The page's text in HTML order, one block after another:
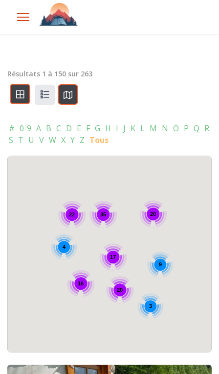
Résultats 1 à 150 sur 263
# 0-9 A B C D E F G H I J K L M N O P Q R
S T U V W X Y Z Tous
35
20
16
20
9
17
22
3
4